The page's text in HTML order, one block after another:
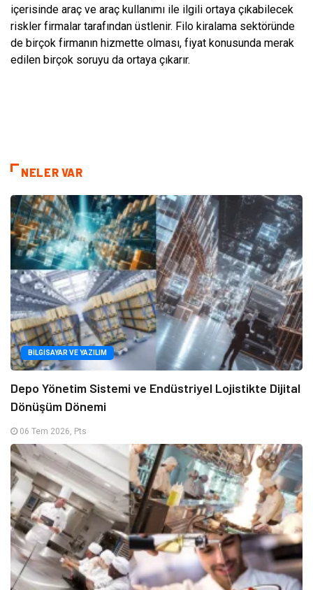
içerisinde araç ve araç kullanımı ile ilgili ortaya çıkabilecek
riskler firmalar tarafından üstlenir. Filo kiralama sektöründe
de birçok firmanın hizmette olması, fiyat konusunda merak
edilen birçok soruyu da ortaya çıkarır.
NELER VAR
BILGISAYAR VE YAZILIM
Depo Yönetim Sistemi ve Endüstriyel Lojistikte Dijital
Dönüşüm Dönemi
06 Tem 2026, Pts